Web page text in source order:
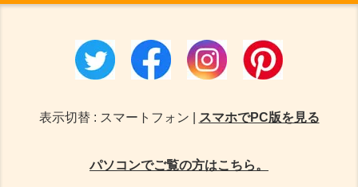
表示切替 : スマートフォン | スマホでPC版を見る
パソコンでご覧の方はこちら。